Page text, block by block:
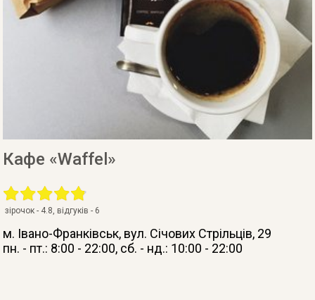
Кафе «Waffel»
зірочок - 4.8, відгуків - 6
м. Івано-Франківськ, вул. Січових Стрільців, 29
пн. - пт.: 8:00 - 22:00, сб. - нд.: 10:00 - 22:00